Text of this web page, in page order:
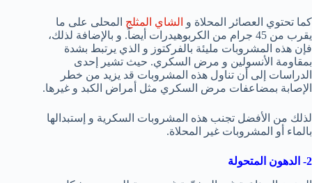
كما تحتوي العصائر المحلاة و الشاي المثلج المحلى على ما
يقرب من 45 جرام من الكربوهيدرات أيضاً. و بالإضافة لذلك،
فإن هذه المشروبات مليئة بالفركتوز و الذي يرتبط بشدة
بمقاومة الأنسولين و مرض السكري. حيث تشير إحدى
الدراسات إلى أن تناول هذه المشروبات قد يزيد من خطر
الإصابة بمضاعفات مرض السكري مثل أمراض الكبد و غيرها.
لذلك من الأفضل تجنب هذه المشروبات السكرية و إستبدالها
بالماء أو المشروبات غير المحلاة.
2- الدهون المتحولة